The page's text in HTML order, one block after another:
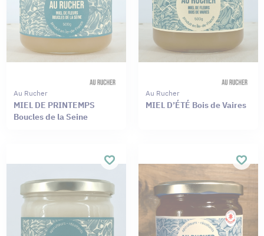
Au Rucher
MIEL DE PRINTEMPS
Boucles de la Seine
Au Rucher
MIEL D’ÉTÉ Bois de Vaires